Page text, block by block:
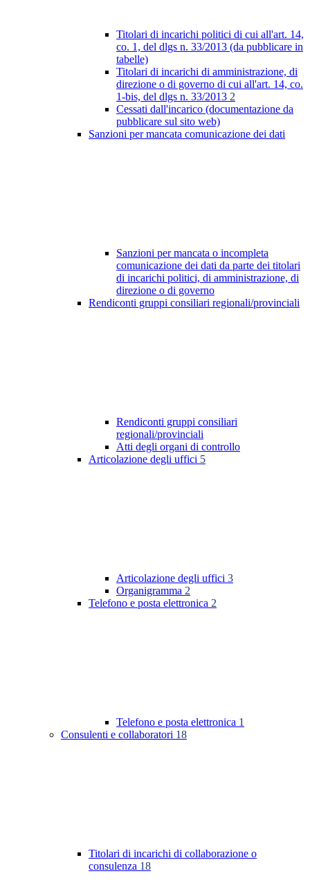
Titolari di incarichi politici di cui all'art. 14,
co. 1, del dlgs n. 33/2013 (da pubblicare in
tabelle)
Titolari di incarichi di amministrazione, di
direzione o di governo di cui all'art. 14, co.
1-bis, del dlgs n. 33/2013 2
Cessati dall'incarico (documentazione da
pubblicare sul sito web)
Sanzioni per mancata comunicazione dei dati
Sanzioni per mancata o incompleta
comunicazione dei dati da parte dei titolari
di incarichi politici, di amministrazione, di
direzione o di governo
Rendiconti gruppi consiliari regionali/provinciali
Rendiconti gruppi consiliari
regionali/provinciali
Atti degli organi di controllo
Articolazione degli uffici 5
Articolazione degli uffici 3
Organigramma 2
Telefono e posta elettronica 2
Telefono e posta elettronica 1
Consulenti e collaboratori 18
Titolari di incarichi di collaborazione o
consulenza 18